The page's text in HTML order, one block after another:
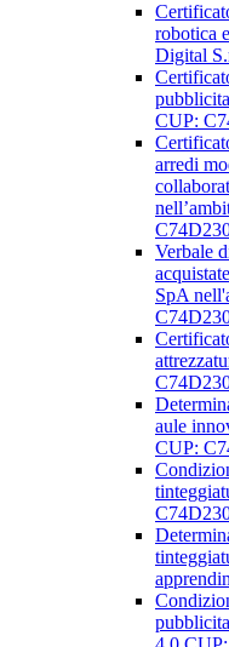
robotica
Digital
CUP:
arredi
Verbale
SpA
aule
CUP: